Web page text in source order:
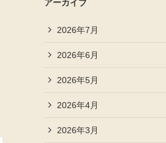
アーカイブ
2026年7月
2026年6月
2026年5月
2026年4月
2026年3月